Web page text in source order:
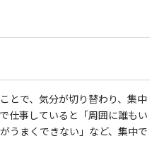
とで、気分が切り替わり、集中
仕事していると「周囲に誰もい
うまくできない」など、集中で